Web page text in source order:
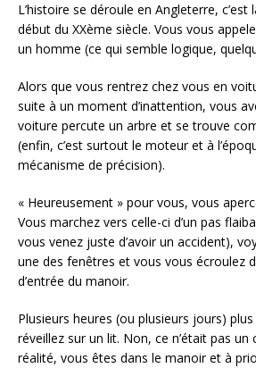
L’histoire se déroule en Angleterre, c’est
début du XXème siècle. Vous vous
un homme (ce qui semble logique,
Alors que vous rentrez chez vous en
suite à un moment d’inattention, vous
voiture percute un arbre et se trouve
(enfin, c’est surtout le moteur et à
mécanisme de précision).
« Heureusement » pour vous, vous
Vous marchez vers celle-ci d’un pas
vous venez juste d’avoir un accident),
une des fenêtres et vous vous écroulez
d’entrée du manoir.
Plusieurs heures (ou plusieurs jours)
réveillez sur un lit. Non, ce n’était pas un
réalité, vous êtes dans le manoir et à